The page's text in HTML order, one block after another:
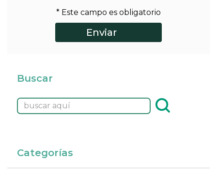
* Este campo es obligatorio
Buscar
Categorías